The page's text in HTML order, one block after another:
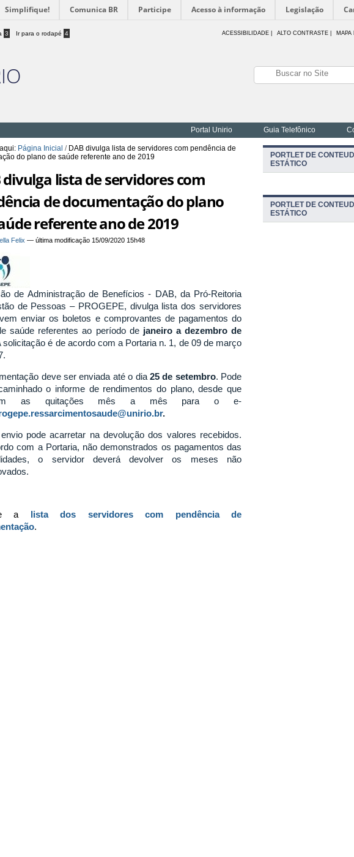
Simplifique! Comunica BR Participe Acesso à informação Legislação
3 Ir para o rodapé 4 ACESSIBILIDADE ALTO CONTRASTE | MAPA
Portal Unirio Guia Telefônico
Página Inicial / DAB divulga lista de servidores com pendência de
do plano de saúde referente ano de 2019
divulga lista de servidores com
de documentação do plano
referente ano de 2019
Felix —última modificação 15/09/2020 15h48
de Administração de Benefícios - DAB, da Pró-Reitoria
de Pessoas – PROGEPE, divulga lista dos servidores
enviar os boletos e comprovantes de pagamentos do
saúde referentes ao período de janeiro a dezembro de
solicitação é de acordo com a Portaria n. 1, de 09 de março
deve ser enviada até o dia 25 de setembro. Pode
o informe de rendimentos do plano, desde que
as quitações mês a mês para o e-
.
pode acarretar na devolução dos valores recebidos.
com a Portaria, não demonstrados os pagamentos das
o servidor deverá devolver os meses não
a lista dos servidores com pendência de
.
PORTLET DE
ESTÁTICO
PORTLET DE
ESTÁTICO